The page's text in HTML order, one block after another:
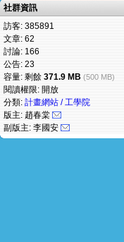
社群資訊
訪客: 385891
文章: 62
討論: 166
公告: 23
容量: 剩餘 371.9 MB (500 MB)
閱讀權限: 開放
分類: 計畫網站 / 工學院
版主: 趙春棠
副版主: 李國安